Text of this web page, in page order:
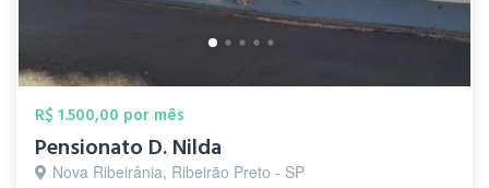
R$ 1.500,00 por mês
Pensionato D. Nilda
Nova Ribeirânia, Ribeirão Preto - SP